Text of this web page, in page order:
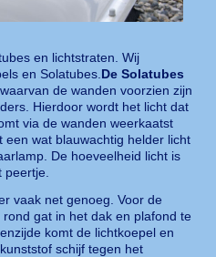
en lichtstraten. Wij
en Solatubes. De Solatubes
de wanden voorzien zijn
Hierdoor wordt het licht dat
via de wanden weerkaatst
wat blauwachtig helder licht
De hoeveelheid licht is
vaak net genoeg. Voor de
gat in het dak en plafond te
komt de lichtkoepel en
schijf tegen het